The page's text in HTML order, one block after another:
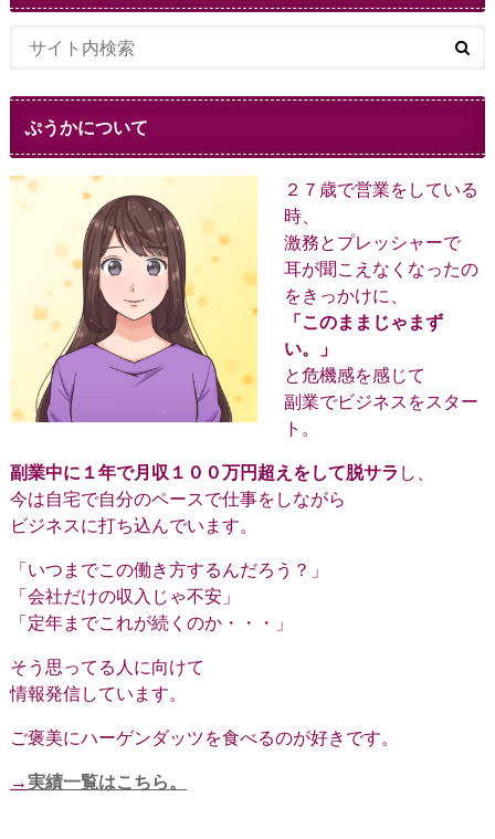
ぷうかについて
２７歳で営業をしている
時、
激務とプレッシャーで
耳が聞こえなくなったの
をきっかけに、
「このままじゃまず
い。」
と危機感を感じて
副業でビジネスをスター
ト。
副業中に１年で月収１００万円超えをして脱サラ し、
今は自宅で自分のペースで仕事をしながら
ビジネスに打ち込んでいます。
「いつまでこの働き方するんだろう？」
「会社だけの収入じゃ不安」
「定年までこれが続くのか・・・」
そう思ってる人に向けて
情報発信しています。
ご褒美にハーゲンダッツを食べるのが好きです。
→実績一覧はこちら。